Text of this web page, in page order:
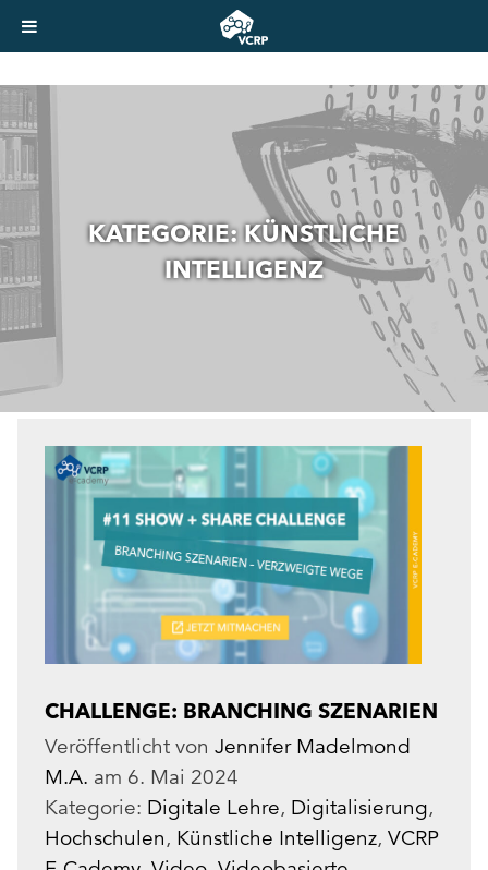
KATEGORIE:KÜNSTLICHE
INTELLIGENZ
CHALLENGE: BRANCHING SZENARIEN
Veröffentlicht von Jennifer Madelmond
M.A. am 6. Mai 2024
Kategorie: Digitale Lehre, Digitalisierung,
Hochschulen, Künstliche Intelligenz, VCRP